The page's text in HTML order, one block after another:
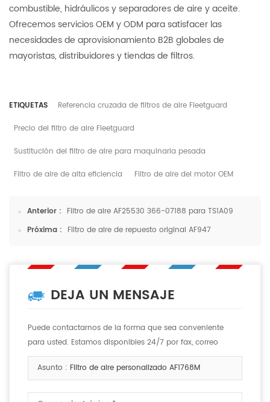
combustible, hidráulicos y separadores de aire y aceite.
Ofrecemos servicios OEM y ODM para satisfacer las
necesidades de aprovisionamiento B2B globales de
mayoristas, distribuidores y tiendas de filtros.
ETIQUETAS
Referencia cruzada de filtros de aire Fleetguard
Precio del filtro de aire Fleetguard
Sustitución del filtro de aire para maquinaria pesada
Filtro de aire de alta eficiencia
Filtro de aire del motor OEM
Anterior : Filtro de aire AF25530 366-07188 para TS1A09
Próxima : Filtro de aire de repuesto original AF947
DEJA UN MENSAJE
Puede contactarnos de la forma que sea conveniente
para usted. Estamos disponibles 24/7 por fax, correo
electrónico o teléfono.
Asunto : Filtro de aire personalizado AF1768M